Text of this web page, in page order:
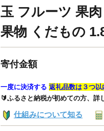
玉 フルーツ 果
果物 くだもの
寄付金額
一度に決済する 返礼品数は３つ以
🔰ふるさと納税が初めての方、詳
仕組みについて知る